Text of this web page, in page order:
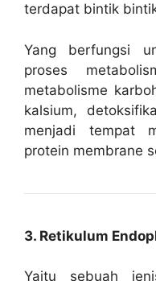
terdapat bintik
Yang berfungsi
proses
metabolisme
kalsium,
menjadi tempat
protein membrane
3. Retikulum
Yaitu sebuah